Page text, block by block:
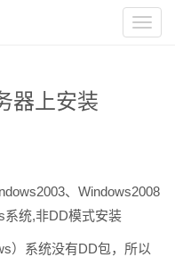
器上安装
、Windows2008
系统,非DD模式安装
）系统没有DD包，所以